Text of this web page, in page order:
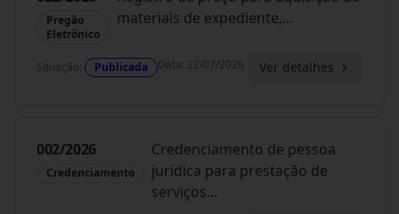
Pregão
Eletrônico
materiais de expediente,...
Situação: Publicada Data: 22/07/2026 Ver detalhes
002/2026
Credenciamento
Credenciamento de pessoa
jurídica para prestação de
serviços...